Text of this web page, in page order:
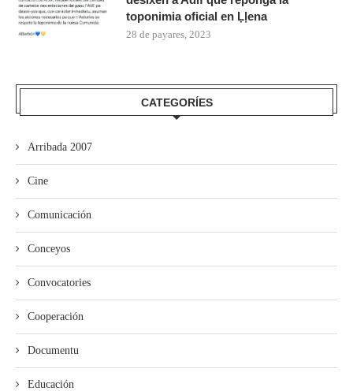
toponimia oficial en Ḷḷena
28 de payares, 2023
CATEGORÍES
Arribada 2007
Cine
Comunicación
Conceyos
Convocatories
Cooperación
Documentu
Educación